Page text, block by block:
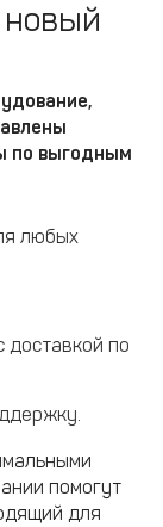
новый
по выгодным
любых
доставкой по
помогут
для